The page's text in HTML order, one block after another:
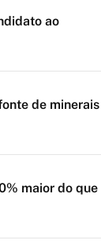
ao
de minerais
maior do que